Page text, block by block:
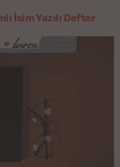
İsim Yazılı Defter